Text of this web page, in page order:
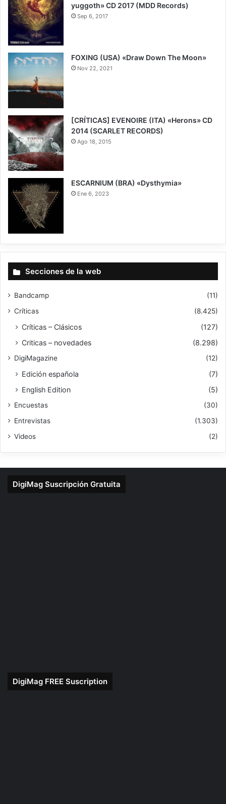
7
yuggoth» CD 2017 (MDD Records)
Sep 6, 2017
FOXING (USA) «Draw Down The Moon»
Nov 22, 2021
[CRÍTICAS] EVENOIRE (ITA) «Herons» CD
2014 (SCARLET RECORDS)
Ago 18, 2015
ESCARNIUM (BRA) «Dysthymia»
Ene 6, 2023
Secciones de la web
Bandcamp
(11)
Críticas
(8.425)
Críticas – Clásicos
(127)
Criticas – novedades
(8.298)
DigiMagazine (12)
Edición española
(7)
English Edition
(5)
Encuestas
(30)
Entrevistas
(1.303)
Videos
(2)
DigiMag Suscripción Gratuita
DigiMag FREE Suscription